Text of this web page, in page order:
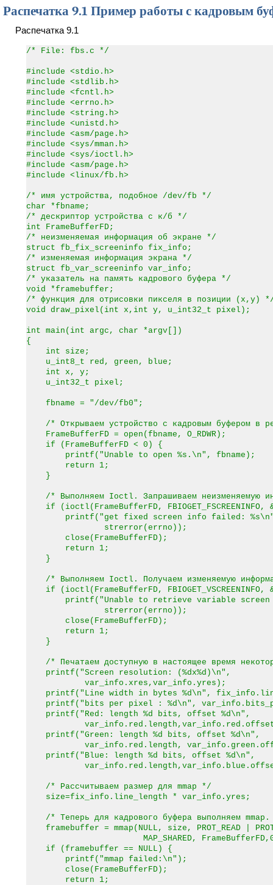
Распечатка 9.1 Пример работы с кадровым
Распечатка 9.1
/* File: fbs.c */
#include <stdio.h>
#include <stdlib.h>
#include <fcntl.h>
#include <errno.h>
#include <string.h>
#include <unistd.h>
#include <asm/page.h>
#include <sys/mman.h>
#include <sys/ioctl.h>
#include <asm/page.h>
#include <linux/fb.h>
/* имя устройства, подобное /dev/fb */
char *fbname;
/* дескриптор устройства с к/б */
int FrameBufferFD;
/* неизменяемая информация об экране */
struct fb_fix_screeninfo fix_info;
/* изменяемая информация экрана */
struct fb_var_screeninfo var_info;
/* указатель на память кадрового буфера */
void *framebuffer;
/* функция для отрисовки пикселя в позиции (x,y)
void draw_pixel(int x,int y, u_int32_t pixel);
int main(int argc, char *argv[])
{
int size;
u_int8_t red, green, blue;
int x, y;
u_int32_t pixel;
fbname = "/dev/fb0";
/* Открываем устройство с кадровым буфером в
FrameBufferFD = open(fbname, O_RDWR);
if (FrameBufferFD < 0) {
printf("Unable to open %s.\n", fbname);
return 1;
}
/* Выполняем Ioctl. Запрашиваем неизменяемую
if (ioctl(FrameBufferFD,
printf("get fixed screen info failed:
strerror(errno));
close(FrameBufferFD);
return 1;
}
/* Выполняем Ioctl. Получаем изменяемую
if (ioctl(FrameBufferFD,
printf("Unable to retrieve variable screen
strerror(errno));
close(FrameBufferFD);
return 1;
}
/* Печатаем доступную в настоящее время
printf("Screen resolution: (%dx%d)\n",
var_info.xres,var_info.yres);
printf("Line width in bytes %d\n",
printf("bits per pixel : %d\n",
printf("Red: length %d bits, offset %d\n",
printf("Green: length %d bits, offset %d\n",
var_info.red.length,
printf("Blue: length %d bits, offset %d\n",
/* Рассчитываем размер для mmap */
size=fix_info.line_length * var_info.yres;
/* Теперь для кадрового буфера выполняем
framebuffer = mmap(NULL, size, PROT_READ |
MAP_SHARED,
if (framebuffer == NULL) {
printf("mmap failed:\n");
close(FrameBufferFD);
return 1;